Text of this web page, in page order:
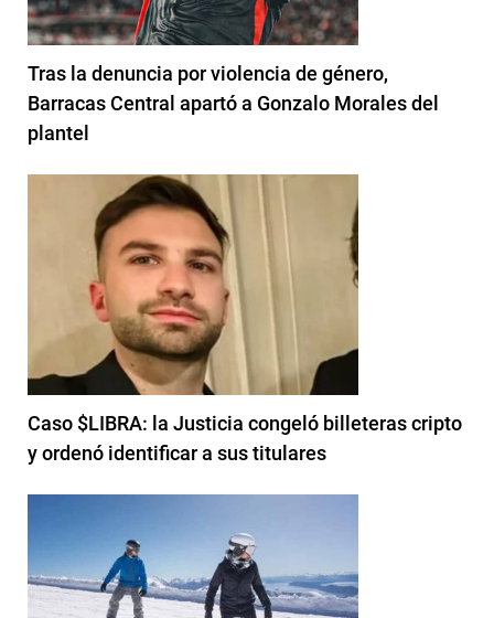
Tras la denuncia por violencia de género,
Barracas Central apartó a Gonzalo Morales del
plantel
Caso $LIBRA: la Justicia congeló billeteras cripto
y ordenó identificar a sus titulares